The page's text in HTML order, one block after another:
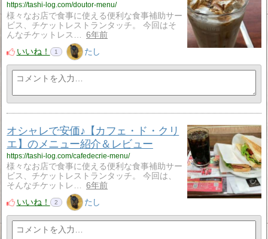
https://tashi-log.com/doutor-menu/
様々なお店で食事に使える便利な食事補助サー
ビス、チケットレストランタッチ。 今回はそ
んなチケットレス…
6年前
いいね！
1 たし
オシャレで安価♪【カフェ・ド・クリ
エ】のメニュー紹介＆レビュー
https://tashi-log.com/cafedecrie-menu/
様々なお店で食事に使える便利な食事補助サー
ビス、チケットレストランタッチ。 今回は、
そんなチケットレ…
6年前
いいね！
2 たし